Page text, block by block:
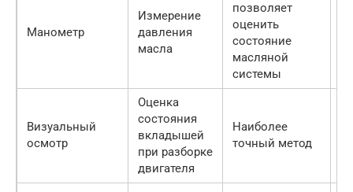
Манометр
Измерение
давления
масла
позволяет
оценить
состояние
масляной
системы
Визуальный
осмотр
Оценка
состояния
вкладышей
при разборке
двигателя
Наиболее
точный метод